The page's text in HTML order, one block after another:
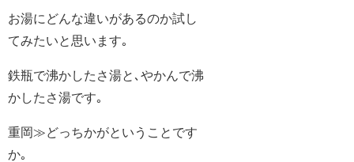
お湯にどんな違いがあるのか試し
てみたいと思います｡
鉄瓶で沸かしたさ湯と､やかんで沸
かしたさ湯です｡
重岡≫どっちかがということです
か｡